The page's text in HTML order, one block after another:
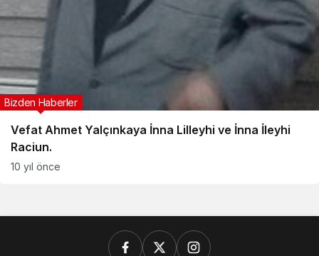
Vefat Ahmet Yalçınkaya İnna Lilleyhi ve İnna İleyhi
Raciun.
Bizden Haberler
10 yıl önce